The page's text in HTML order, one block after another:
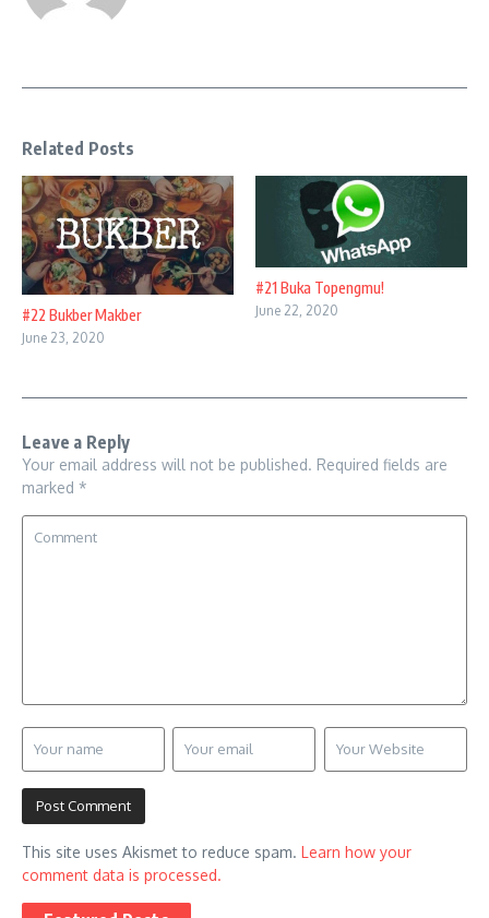
Related Posts
#22 Bukber Makber
June 23, 2020
#21 Buka Topengmu!
June 22, 2020
Leave a Reply
Your email address will not be published. Required fields are
marked *
This site uses Akismet to reduce spam. Learn how your
comment data is processed.